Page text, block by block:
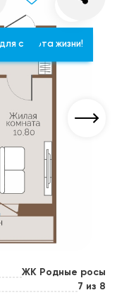
старта жизни!
ЖК Родные росы
7 из 8